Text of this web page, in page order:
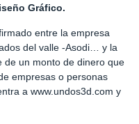
Gráfico.
entre la empresa
del valle -Asodi… y la
de un monto de dinero que
empresas o personas
a www.undos3d.com y